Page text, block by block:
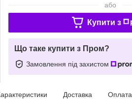
або
Купити з
Що таке купити з Пром?
Замовлення під захистом
Доставка Оплата